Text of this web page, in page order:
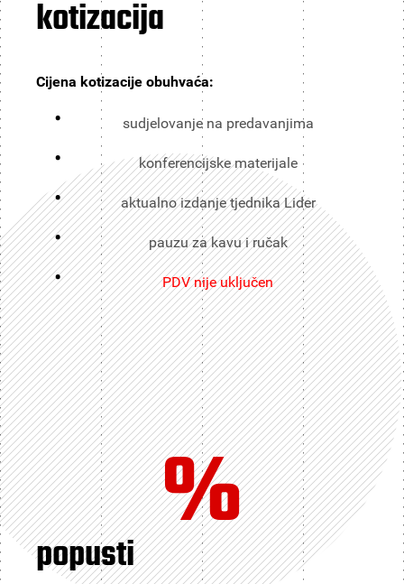
kotizacija
Cijena kotizacije obuhvaća:
sudjelovanje na predavanjima
konferencijske materijale
aktualno izdanje tjednika Lider
pauzu za kavu i ručak
PDV nije uključen
%
popusti